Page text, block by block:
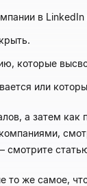
в LinkedIn
которые
или
а затем как
смотрите
то же самое,